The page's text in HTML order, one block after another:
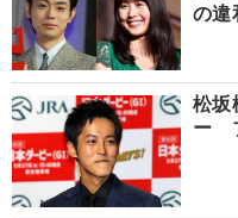
の違
松坂
ー